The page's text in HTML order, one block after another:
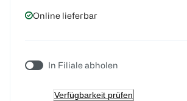
Online lieferbar
In Filiale abholen
Verfügbarkeit prüfen